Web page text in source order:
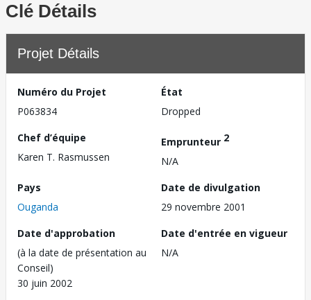
Clé Détails
Projet Détails
Numéro du Projet
P063834
État
Dropped
Chef d’équipe
Karen T. Rasmussen
Emprunteur 2
N/A
Pays
Ouganda
Date de divulgation
29 novembre 2001
Date d'approbation
(à la date de présentation au
Conseil)
30 juin 2002
Date d'entrée en vigueur
N/A